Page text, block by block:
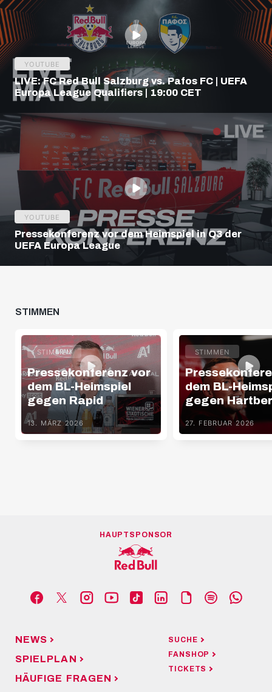
YOUTUBE
LIVE: FC Red Bull Salzburg vs. Pafos FC | UEFA
Europa League Qualifiers | 19:00 CET
YOUTUBE
Pressekonferenz vor dem Heimspiel in Q3 der
UEFA Europa League
STIMMEN
STIMMEN
Pressekonferenz vor
dem BL-Heimspiel
gegen Rapid
13. MÄRZ 2026
STIMMEN
dem BL-
gegen
27. FEBRUAR 2026
HAUPTSPONSOR
NEWS
SPIELPLAN
HÄUFIGE FRAGEN
SUCHE
FANSHOP
TICKETS